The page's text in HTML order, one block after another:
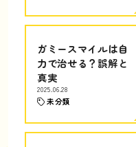
ガミースマイルは自
力で治せる？誤解と
真実
2025.06.28
未分類